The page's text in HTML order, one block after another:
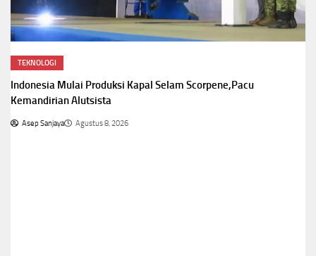
TEKNOLOGI
Indonesia Mulai Produksi Kapal Selam Scorpene,Pacu
Kemandirian Alutsista
Asep Sanjaya Agustus 8, 2026